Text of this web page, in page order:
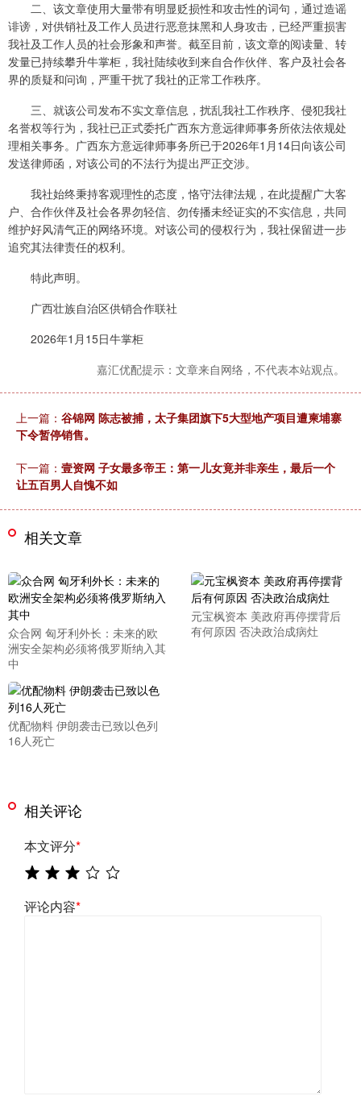
二、该文章使用大量带有明显贬损性和攻击性的词句，通过造谣
诽谤，对供销社及工作人员进行恶意抹黑和人身攻击，已经严重损害
我社及工作人员的社会形象和声誉。截至目前，该文章的阅读量、转
发量已持续攀升牛掌柜，我社陆续收到来自合作伙伴、客户及社会各
界的质疑和问询，严重干扰了我社的正常工作秩序。
三、就该公司发布不实文章信息，扰乱我社工作秩序、侵犯我社
名誉权等行为，我社已正式委托广西东方意远律师事务所依法依规处
理相关事务。广西东方意远律师事务所已于2026年1月14日向该公司
发送律师函，对该公司的不法行为提出严正交涉。
我社始终秉持客观理性的态度，恪守法律法规，在此提醒广大客
户、合作伙伴及社会各界勿轻信、勿传播未经证实的不实信息，共同
维护好风清气正的网络环境。对该公司的侵权行为，我社保留进一步
追究其法律责任的权利。
特此声明。
广西壮族自治区供销合作联社
2026年1月15日牛掌柜
嘉汇优配提示：文章来自网络，不代表本站观点。
上一篇： 谷锦网 陈志被捕，太子集团旗下5大型地产项目遭柬埔寨
下令暂停销售。
下一篇： 壹资网 子女最多帝王：第一儿女竟并非亲生，最后一个
让五百男人自愧不如
相关文章
众合网 匈牙利外长：未来的欧
洲安全架构必须将俄罗斯纳入其
中
元宝枫资本 美政府再停摆背后
有何原因 否决政治成病灶
优配物料 伊朗袭击已致以色列
16人死亡
相关评论
本文评分*
评论内容*